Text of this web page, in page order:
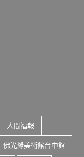
人間福報
佛光緣美術館台中館